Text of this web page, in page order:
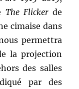
The Flickerde
cimaise dans
permettra
la projection
des salles
par des